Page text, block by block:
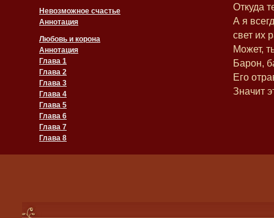
Невозможное счастье
Аннотация
Любовь и корона
Аннотация
Глава 1
Глава 2
Глава 3
Глава 4
Глава 5
Глава 6
Глава 7
Глава 8
Откуда
А я
свет их
Может,
Барон,
Его
Значит